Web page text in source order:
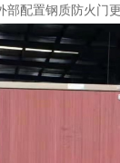
配置钢质防火门更